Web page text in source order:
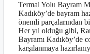
Termal Yolu Bayram
Kadıköy’de bayram
önemli parçalarından
Her yıl olduğu gibi,
Bayramı Kadıköy’de
karşılanmaya